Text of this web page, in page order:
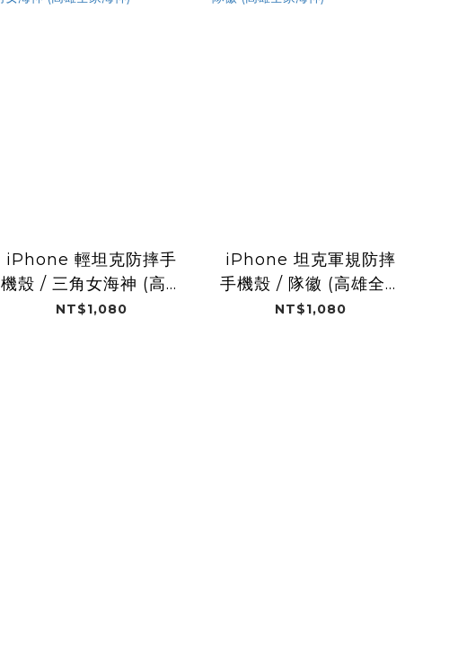
iPhone 輕坦克防摔手
機殼 / 三角女海神 (高雄
全家海神)
NT$1,080
iPhone 坦克軍規防摔
手機殼 / 隊徽 (高雄全家
海神)
NT$1,080